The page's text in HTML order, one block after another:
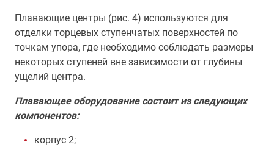
Плавающие центры (рис. 4) используются для
отделки торцевых ступенчатых поверхностей по
точкам упора, где необходимо соблюдать размеры
некоторых ступеней вне зависимости от глубины
ущелий центра.
Плавающее оборудование состоит из следующих
компонентов:
корпус 2;